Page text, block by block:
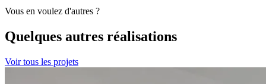
Vous en voulez d'autres ?
Quelques autres réalisations
Voir tous les projets